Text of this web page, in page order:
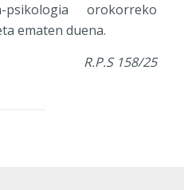
orokorreko
ematen duena.
R.P.S 158/25